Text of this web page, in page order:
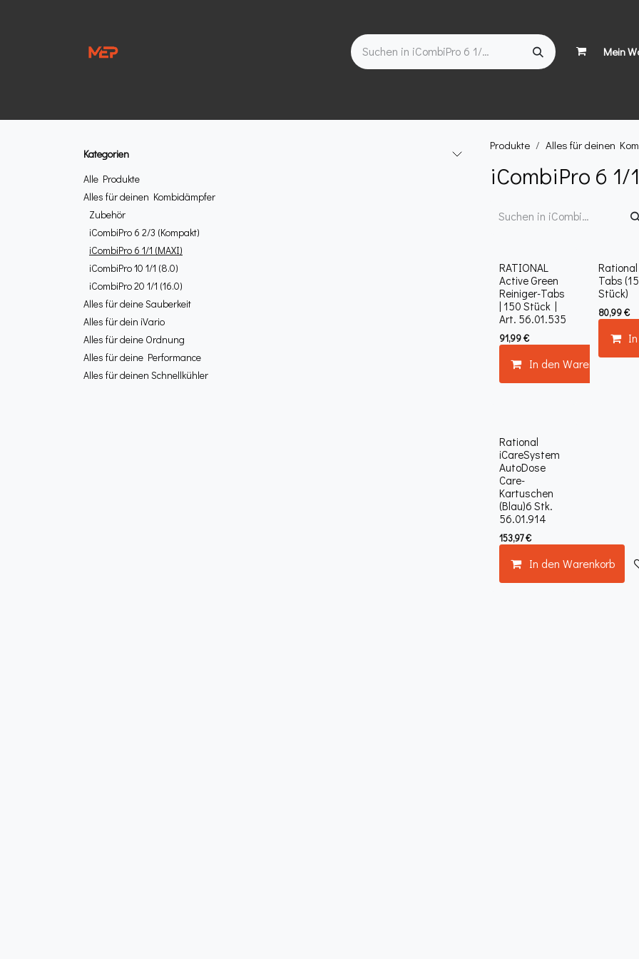
Mein
Kategorien
Alle Produkte
Alles für deinen Kombidämpfer
Zubehör
iCombiPro 6 2/3 (Kompakt)
iCombiPro 6 1/1 (MAXI)
iCombiPro 10 1/1 (8.0)
iCombiPro 20 1/1 (16.0)
Alles für deine Sauberkeit
Alles für dein iVario
Alles für deine Ordnung
Alles für deine Performance
Alles für deinen Schnellkühler
Produkte Alles für deinen
iCombiPro 6 1/
RATIONAL
Active Green
Reiniger-Tabs
| 150 Stück |
Art. 56.01.535
91,99€
In den Warenkorb
Tabs
Stück)
80,99€
Rational
iCareSystem
AutoDose
Care-
Kartuschen
(Blau)6 Stk.
56.01.914
153,97€
In den Warenkorb